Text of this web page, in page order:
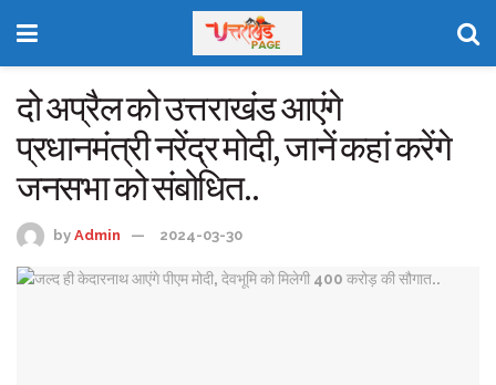
दो अप्रैल को उत्तराखंड आएंगे
प्रधानमंत्री नरेंद्र मोदी, जानें कहां करेंगे
जनसभा को संबोधित..
by Admin 2024-03-30